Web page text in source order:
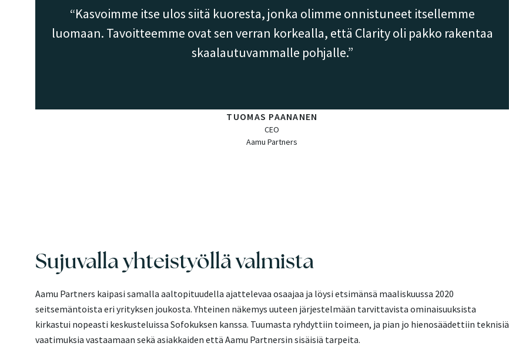
Kasvoimme itse ulos siitä kuoresta, jonka olimme onnistuneet itsellemme
luomaan. Tavoitteemme ovat sen verran korkealla, että Clarity oli pakko rakentaa
skaalautuvammalle pohjalle.
TUOMAS PAANANEN
CEO
Aamu Partners
Sujuvalla yhteistyöllä valmista
Aamu Partners kaipasi samalla aaltopituudella ajattelevaa osaajaa ja löysi etsimänsä maaliskuussa 2020
seitsemäntoista eri yrityksen joukosta. Yhteinen näkemys uuteen järjestelmään tarvittavista ominaisuuksista
kirkastui nopeasti keskusteluissa Sofokuksen kanssa. Tuumasta ryhdyttiin toimeen, ja pian jo hienosäädettiin teknisiä
vaatimuksia vastaamaan sekä asiakkaiden että Aamu Partnersin sisäisiä tarpeita.